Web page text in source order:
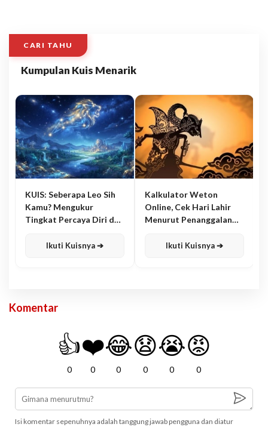
CARI TAHU
Kumpulan Kuis Menarik
KUIS: Seberapa Leo Sih
Kamu? Mengukur
Tingkat Percaya Diri dan
Ikuti Kuisnya ➔
Kalkulator Weton
Online, Cek Hari Lahir
Menurut Penanggalan
Ikuti Kuisnya ➔
Komentar
👍
0
❤️
0
😂
0
😧
0
😭
0
😡
0
Isi komentar sepenuhnya adalah tanggung jawab pengguna dan diatur